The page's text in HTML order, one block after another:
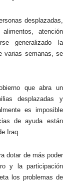
desplazadas,
alimentos, atención
generalizado la
varias semanas, se
que abra un
desplazadas y
es imposible
de ayuda están
Iraq.
dotar de más poder
y la participación
los problemas de